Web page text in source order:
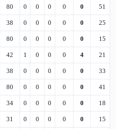
80 0 0 0 0 0 51
38 0 0 0 0 0 25
80 0 0 0 0 0 15
42 1 0 0 0 4 21
38 0 0 0 0 0 33
80 0 0 0 0 0 41
34 0 0 0 0 0 18
31 0 0 0 0 0 15